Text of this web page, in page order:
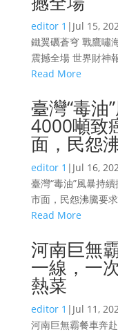
editor 1 | Jul 15,
鐵翼礪蒼穹 戰鷹嘯
震撼全場 世界財神
Read More
臺灣“毒油
4000噸致
面，民怨
editor 1 | Jul 16,
臺灣“毒油”風暴持
市面，民怨沸騰要
Read More
河南巨無
一線，一
熱菜
editor 1 | Jul 11,
河南巨無霸餐車奔